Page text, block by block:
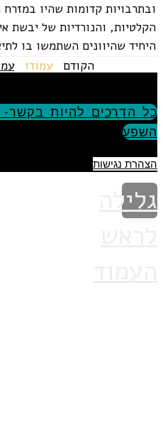
ובתרבויות קדומות שהיו
הקלטיות, והנורדיות של יבשת
היחיד שהיוונים השתמשו בו
להיחשב כקסומות....
הקודם עמוד1
כל הדרכים להיות
השפע
הצהרת נגישות
גלילה